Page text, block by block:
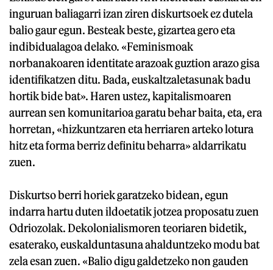
inguruan baliagarri izan ziren diskurtsoek ez dutela
balio gaur egun. Besteak beste, gizartea gero eta
indibidualagoa delako. «Feminismoak
norbanakoaren identitate arazoak guztion arazo gisa
identifikatzen ditu. Bada, euskaltzaletasunak badu
hortik bide bat». Haren ustez, kapitalismoaren
aurrean sen komunitarioa garatu behar baita, eta, era
horretan, «hizkuntzaren eta herriaren arteko lotura
hitz eta forma berriz definitu beharra» aldarrikatu
zuen.
Diskurtso berri horiek garatzeko bidean, egun
indarra hartu duten ildoetatik jotzea proposatu zuen
Odriozolak. Dekolonialismoren teoriaren bidetik,
esaterako, euskalduntasuna ahalduntzeko modu bat
zela esan zuen. «Balio digu galdetzeko non gauden